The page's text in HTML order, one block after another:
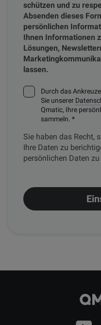
schützen und zu
Absenden dieses
persönlichen
Ihnen Informationen
Lösungen,
lassen.
Durch das
Sie unserer
Qmatic, Ihre
sammeln. *
Sie haben das Recht,
Ihre Daten zu
persönlichen Daten